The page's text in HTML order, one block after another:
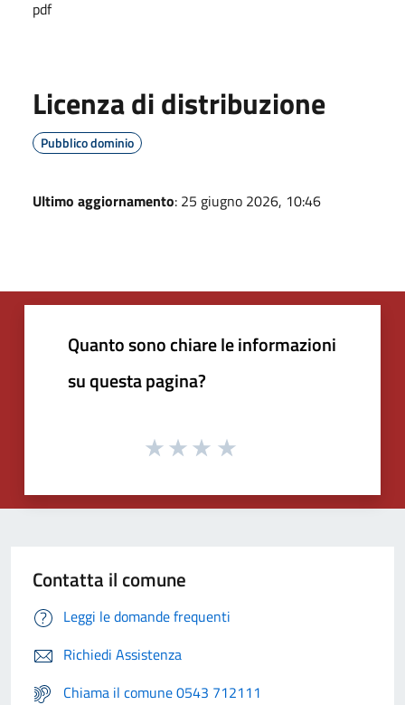
pdf
Licenza di distribuzione
Pubblico dominio
Ultimo aggiornamento: 25 giugno 2026, 10:46
Quanto sono chiare le informazioni
su questa pagina?
Contatta il comune
Leggi le domande frequenti
Richiedi Assistenza
Chiama il comune 0543 712111